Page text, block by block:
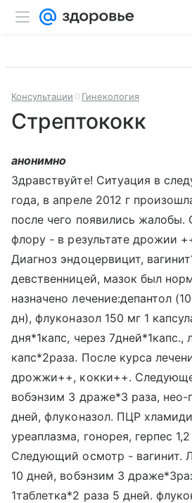
Консультации Гинекология
Стрептококк
анонимно
Здравствуйте! Ситуация в
года, в апреле 2012 г
после чего появились жалобы.
флору - в результате дрожии
Диагноз эндоцервицит,
девственницей, мазок был
назначено лечение:депантол
дн), флуконазол 150 мг 1
дня*1капс, через 7дней*1капс.,
капс*2раза. После курса
дрожжи++, кокки++.
вобэнзим 3 драже*3 раза, нео-
дней, флуконазол. ПЦР
уреаплазма, гонорея, герпес
Следующий осмотр - вагинит.
10 дней, вобэнзим 3
1таблетка*2 раза 5 дней.